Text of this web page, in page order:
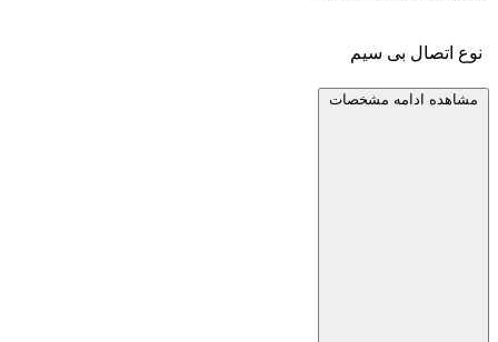
نوع اتصال بی سیم
مشاهده ادامه مشخصات